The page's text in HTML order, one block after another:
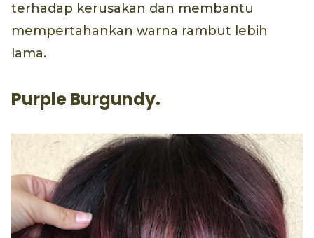
terhadap kerusakan dan membantu
mempertahankan warna rambut lebih
lama.
Purple Burgundy.